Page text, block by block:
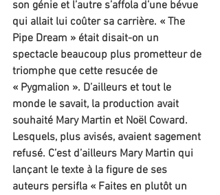
son génie et l’autre s’affola d’une bévue
qui allait lui coûter sa carrière. « The
Pipe Dream » était disait-on un
spectacle beaucoup plus prometteur de
triomphe que cette resucée de
« Pygmalion ». D’ailleurs et tout le
monde le savait, la production avait
souhaité Mary Martin et Noël Coward.
Lesquels, plus avisés, avaient sagement
refusé. C’est d’ailleurs Mary Martin qui
lançant le texte à la figure de ses
auteurs persifla « Faites en plutôt un